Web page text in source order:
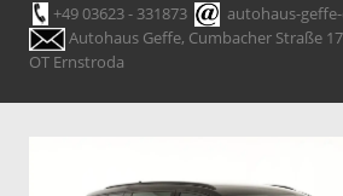
+49 03623 - 331873
autohaus-
Autohaus Geffe, Cumbacher Straße
OT Ernstroda